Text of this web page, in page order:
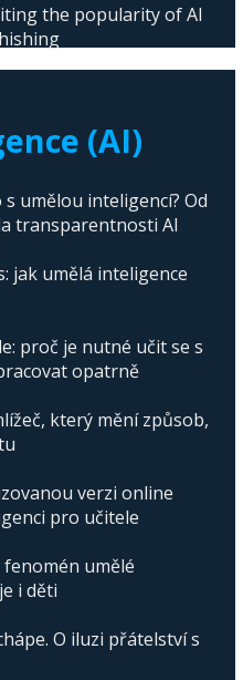
the popularity of AI
(AI)
umělou inteligencí? Od
transparentnosti AI
jak umělá inteligence
proč je nutné učit se s
opatrně
který mění způsob,
verzi online
pro učitele
fenomén umělé
i děti
O iluzi přátelství s